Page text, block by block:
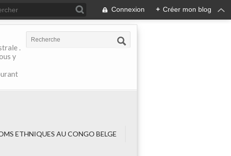
Connexion + Créer mon blog
.
y
ETHNIQUES AU CONGO BELGE